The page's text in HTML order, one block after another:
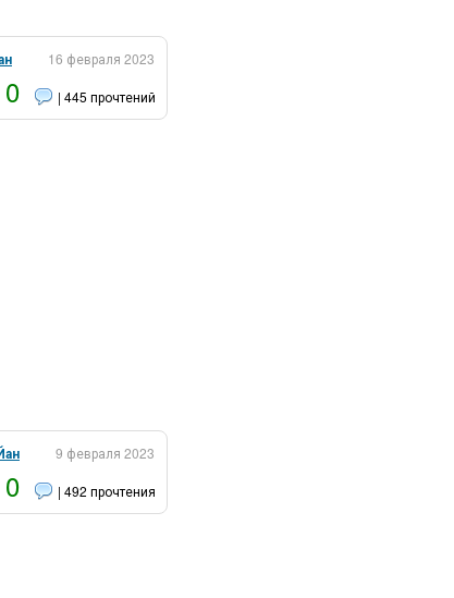
16 февраля 2023
0 | 445 прочтений
9 февраля 2023
0 | 492 прочтения